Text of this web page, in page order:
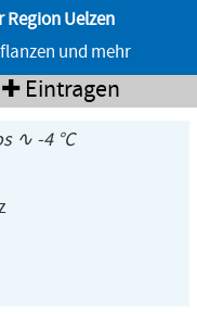
Uelzen
und mehr
✚ Eintragen
∿ -4 °C